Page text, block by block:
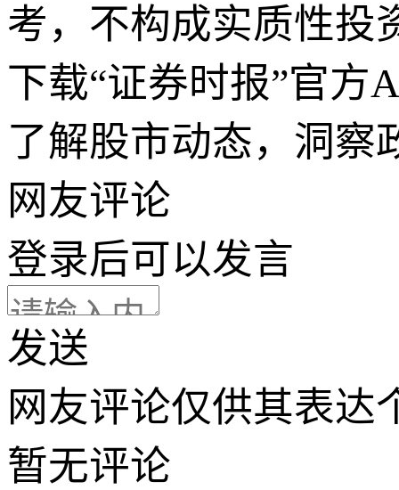
考，不构成实质性投
下载“证券时报”官方
了解股市动态，洞察
网友评论
登录后可以发言
发送
网友评论仅供其表达
暂无评论